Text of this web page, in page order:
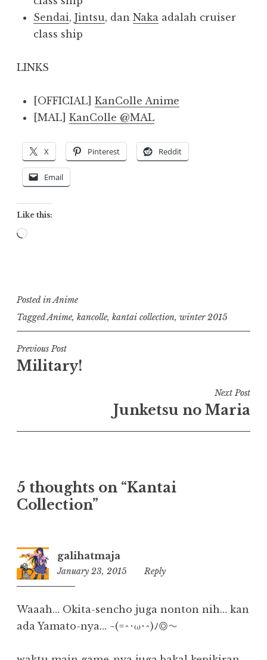
Sendai, Jintsu, dan Naka adalah cruiser
class ship
LINKS
[OFFICIAL] KanColle Anime
[MAL] KanColle @MAL
X Pinterest Reddit
Email
Like this:
Loading…
Posted inAnime
TaggedAnime, kancolle, kantai collection, winter 2015
Post
navigation
Previous Post
Military!
Next Post
Junketsu no Maria
5 thoughts on “Kantai
Collection”
galihatmaja
January 23, 2015 11:30
Reply
Waaah… Okita-sencho juga nonton nih… kan
ada Yamato-nya… ~(=^･ω･^)ﾉ◎～